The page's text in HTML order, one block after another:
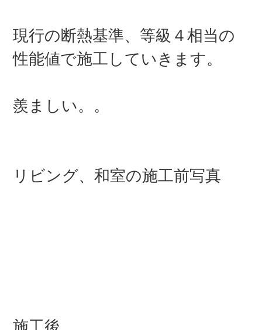
現行の断熱基準、等級４相当の
性能値で施工していきます。
羨ましい。。
リビング、和室の施工前写真
施工後…